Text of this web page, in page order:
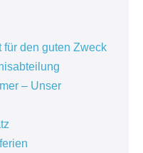
für den guten Zweck
– Unser